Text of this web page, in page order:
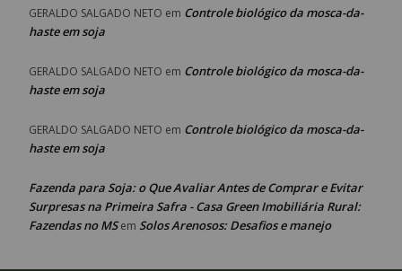
GERALDO SALGADO NETO em Controle biológico da mosca-da-
haste em soja
GERALDO SALGADO NETO em Controle biológico da mosca-da-
haste em soja
GERALDO SALGADO NETO em Controle biológico da mosca-da-
haste em soja
Fazenda para Soja: o Que Avaliar Antes de Comprar e Evitar
Surpresas na Primeira Safra - Casa Green Imobiliária Rural:
Fazendas no MSem Solos Arenosos: Desafios e manejo